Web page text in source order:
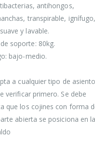
antihongos,
transpirable, ignífugo,
y lavable.
soporte: 80kg.
bajo-medio.
a cualquier tipo de
verificar primero. Se debe
que los cojines con forma
abierta se posiciona en la